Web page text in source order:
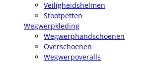
Veiligheidshelmen
Stootpetten
Wegwerpkleding
Wegwerphandschoenen
Overschoenen
Wegwerpoveralls